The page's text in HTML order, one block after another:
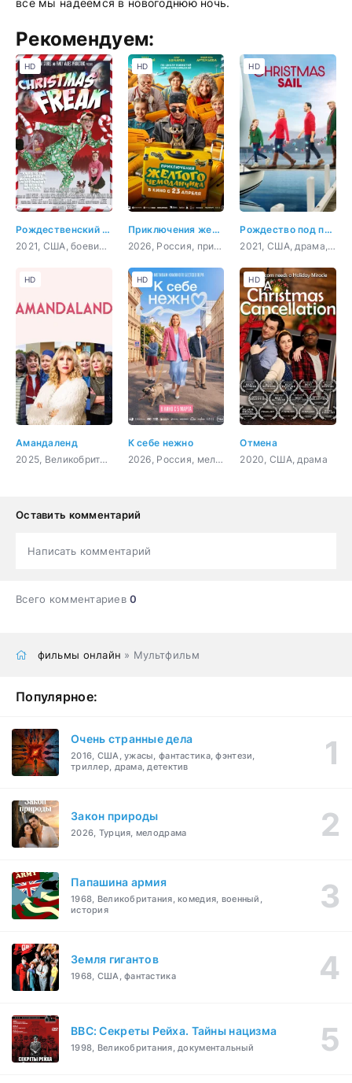
все мы надеемся в новогоднюю ночь.
Рекомендуем:
Рождественский чудак
2021, США, боевик, комедия
HD
Приключения желтого чемоданчика
2026, Россия, приключения, фэнтези, комедия, семейный
HD
Рождество под парусом
2021, США, драма, мелодрама
HD
Амандаленд
2025, Великобритания, комедия
HD
К себе нежно
2026, Россия, мелодрама, комедия
HD
Отмена
2020, США, драма
HD
Оставить комментарий
Написать комментарий
Всего комментариев0
фильмы онлайн » Мультфильм
Популярное:
Очень странные дела
2016, США, ужасы, фантастика, фэнтези,
триллер, драма, детектив
Закон природы
2026, Турция, мелодрама
Папашина армия
1968, Великобритания, комедия, военный,
история
Земля гигантов
1968, США, фантастика
BBC: Секреты Рейха. Тайны нацизма
1998, Великобритания, документальный